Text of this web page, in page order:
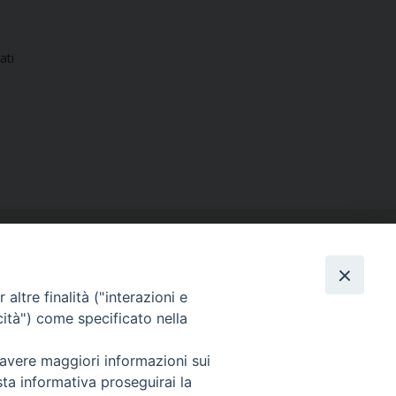
Facebook
Instagram
X YouTube
altre finalità ("interazioni e
come specificato nella
maggiori informazioni sui
informativa proseguirai la